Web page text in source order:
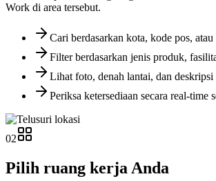
Work di area tersebut.
Cari berdasarkan kota, kode pos,
Filter berdasarkan jenis produk,
Lihat foto, denah lantai, dan deskripsi
Periksa ketersediaan secara real-time
02
Pilih ruang kerja Anda